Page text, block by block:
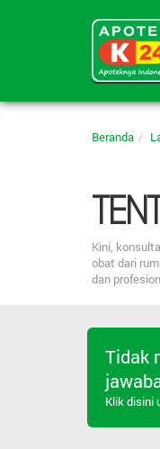
Beranda
Kini,
obat dari
dan
Tidak
Klik disini